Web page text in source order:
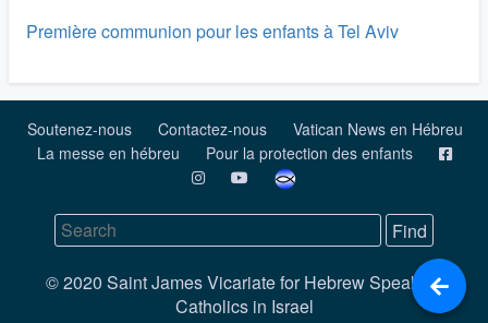
Première communion pour les enfants à Tel Aviv
Soutenez-nous Contactez-nous
Vatican News en Hébreu
La messe en hébreu
Pour la protection des enfants
© 2020 Saint James Vicariate for Hebrew Speaking
Catholics in Israel